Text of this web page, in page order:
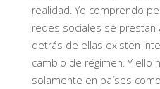
realidad. Yo comprendo
redes sociales se prestan
detrás de ellas existen
cambio de régimen. Y ello
solamente en países